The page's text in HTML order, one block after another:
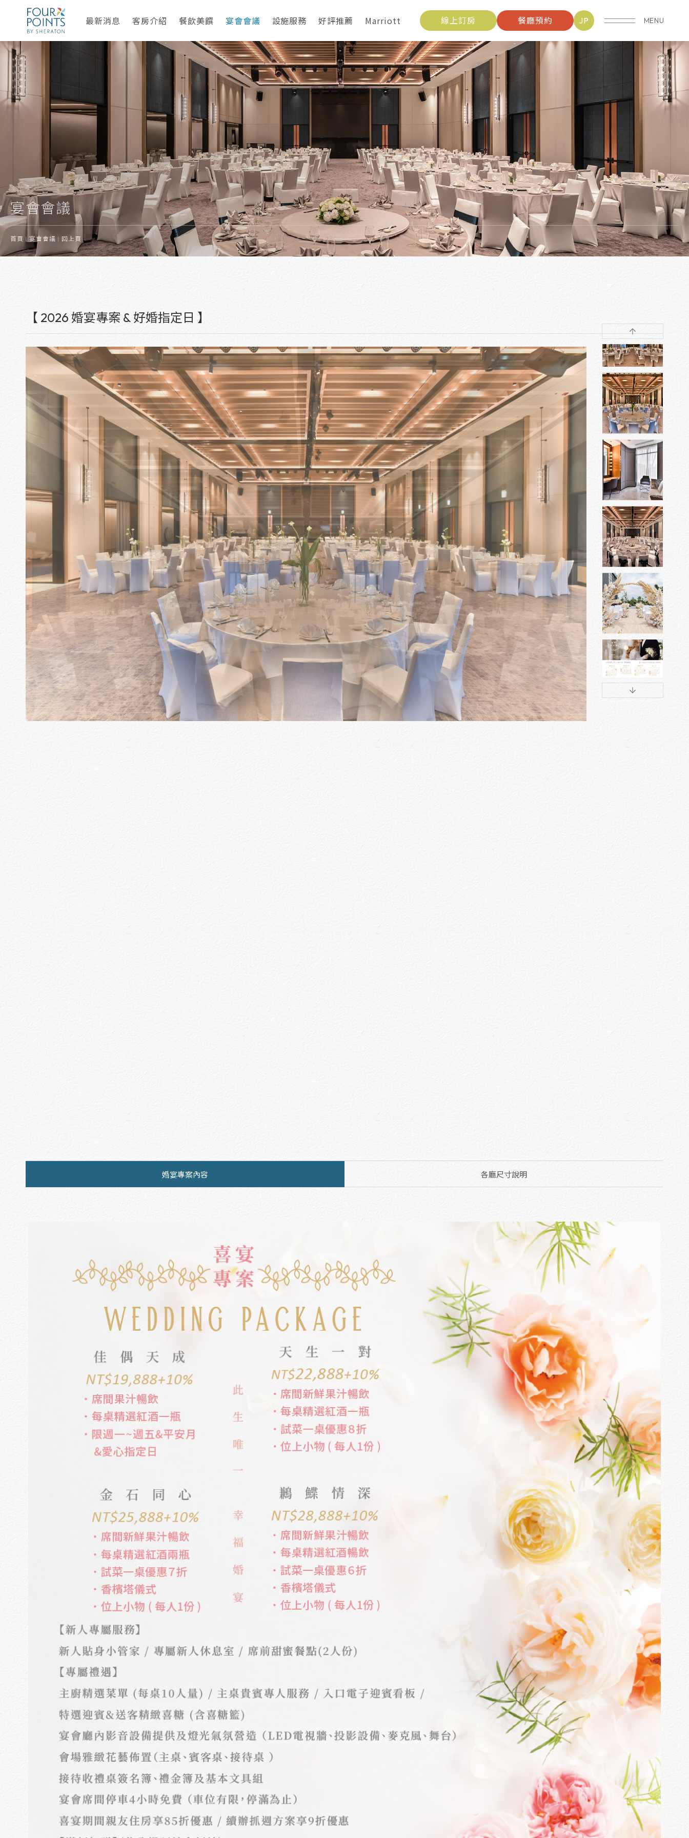
最新消息 客房介紹 餐飲美饌 宴會會議 設施服務 好評推薦 Marriott 線上訂房 餐廳預約 JP MENU
宴會會議
首頁 宴會會議 回上頁
【 2026 婚宴專案 & 好婚指定日 】
婚宴專案內容 各廳尺寸說明